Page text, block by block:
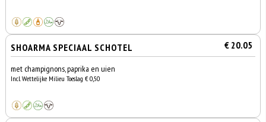
SHOARMA SPECIAAL SCHOTEL € 20.05
met champignons, paprika en uien
Incl. Wettelijke Milieu Toeslag € 0,50